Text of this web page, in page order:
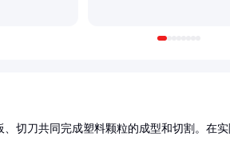
切刀共同完成塑料颗粒的成型和切割。在